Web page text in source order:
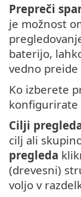
Prepreči
je možnost
baterijo,
vedno preide
Ko izberete
konfigurirate
Cilji
cilj ali
pregleda
(drevesni)
voljo v